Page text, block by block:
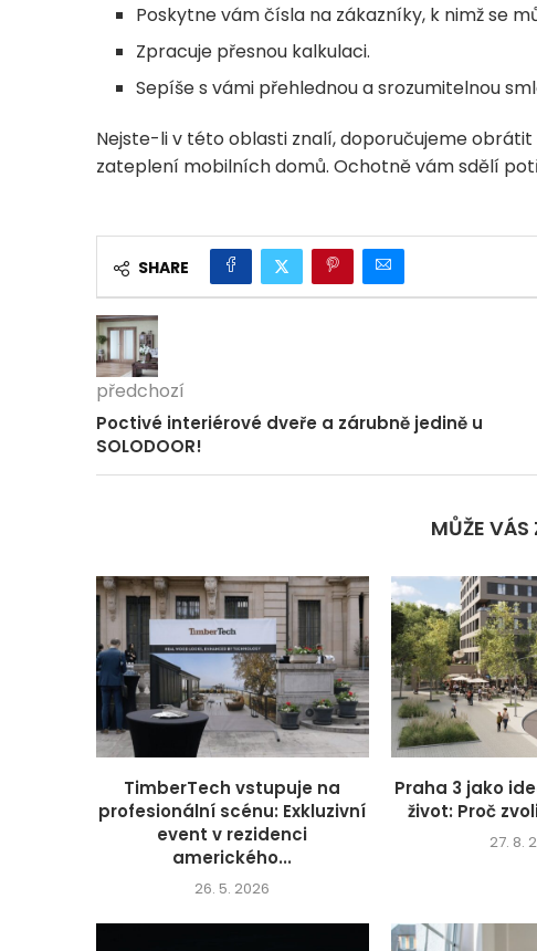
Poskytne vám čísla na zákazníky, k nimž se
Zpracuje přesnou kalkulaci.
Sepíše s vámi přehlednou a srozumitelnou
Nejste-li v této oblasti znalí, doporučujeme
zateplení mobilních domů. Ochotně vám sdělí
SHARE
předchozí
Poctivé interiérové dveře a zárubně jedině u
SOLODOOR!
MŮŽE
TimberTech vstupuje na
profesionální scénu: Exkluzivní
event v rezidenci
amerického...
26. 5. 2026
Praha 3 jako
život: Proč
27. 8.